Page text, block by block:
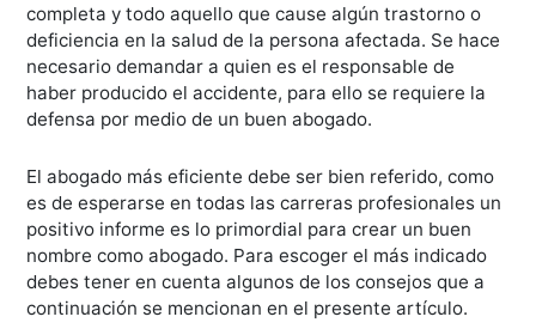
completa y todo aquello que cause algún trastorno o
deficiencia en la salud de la persona afectada. Se hace
necesario demandar a quien es el responsable de
haber producido el accidente, para ello se requiere la
defensa por medio de un buen abogado.
El abogado más eficiente debe ser bien referido, como
es de esperarse en todas las carreras profesionales un
positivo informe es lo primordial para crear un buen
nombre como abogado. Para escoger el más indicado
debes tener en cuenta algunos de los consejos que a
continuación se mencionan en el presente artículo.